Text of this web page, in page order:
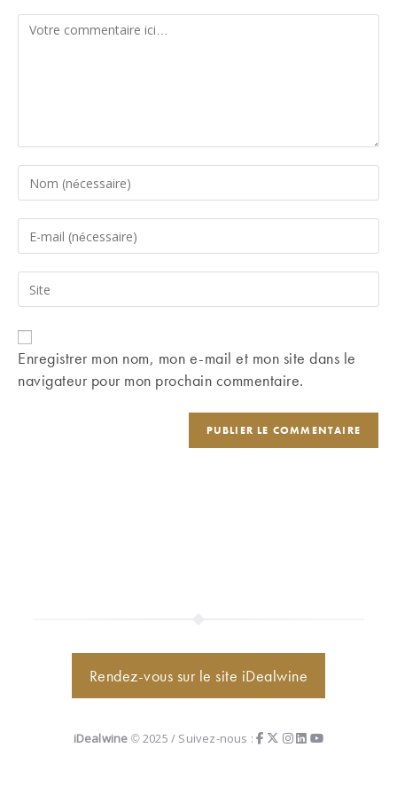
Comment
Enter
your
name
comment
Enter
your
email
address
comment
Saisir
l’URL
de
votre
(facultatif)
Enregistrer mon nom, mon e-mail et mon site dans le
navigateur pour mon prochain commentaire.
Rendez-vous sur le site iDealwine
iDealwine © 2025 / Suivez-nous :